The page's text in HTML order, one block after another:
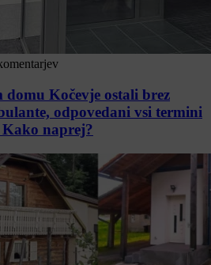
domu Kočevje ostali brez
odpovedani vsi termini
naprej?